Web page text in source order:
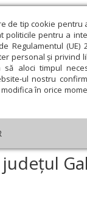
de tip cookie
politicile pentru a
Regulamentul
personal și privind
să aloci timpul
ul nostru
în orice
și spiritualitate
Galați